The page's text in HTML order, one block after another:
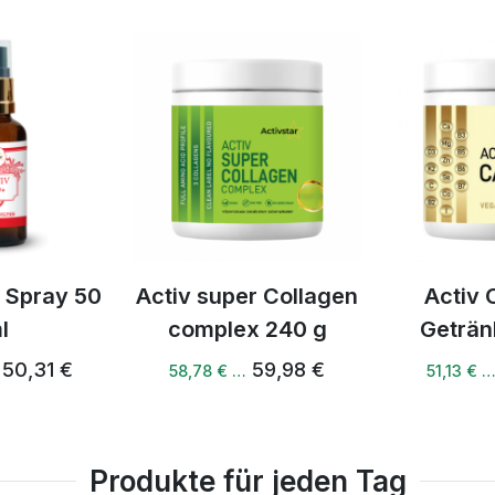
einfach: Ich
und
dass es dich gibt.
Collagen
240 g
59,98 €
Activ Calcium
Getränk vegan
51,13 € …53,81 €
Activ
41,88 € …
Produkte für jeden Tag